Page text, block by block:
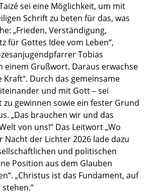
sei eine Möglichkeit, um mit
Schrift zu beten für das, was
„Frieden, Verständigung,
für Gottes Idee vom Leben“,
Tobias
einem Grußwort. Daraus erwachse
Kraft“. Durch das gemeinsame
und mit Gott – sei
zu gewinnen sowie ein fester Grund
„Das brauchen wir und das
von uns!“ Das Leitwort „Wo
Nacht der Lichter 2026 lade dazu
und politischen
Position aus dem Glauben
„Christus ist das Fundament, auf